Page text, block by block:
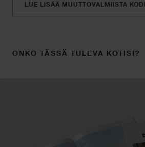
LUE LISÄÄ MUUTTOVALMIISTA
ONKO TÄSSÄ TULEVA KOTISI?